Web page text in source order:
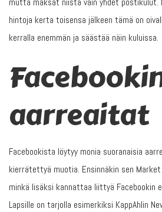
mutta maksat niistä vain yhdet postikulut.
hintoja kerta toisensa jälkeen tämä on
kerralla enemmän ja säästää näin kuluissa.
aarreaitat
Facebookista löytyy monia suoranaisia
kierrätettyä muotia. Ensinnäkin sen
minkä lisäksi kannattaa liittyä Facebookin
Lapsille on tarjolla esimerkiksi KappAhlin